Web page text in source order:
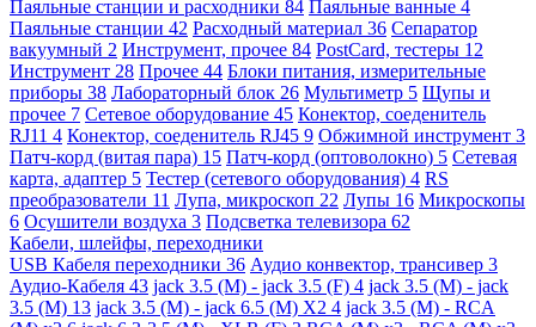
Паяльные станции и расходники 84 Паяльные ванные 4
Паяльные станции 42 Расходный материал 36 Сепаратор
вакуумный 2 Инструмент, прочее 84 PostCard, тестеры 12
Инструмент 28 Прочее 44 Блоки питания, измерительные
приборы 38 Лабораторный блок 26 Мультиметр 5 Щупы и
прочее 7 Сетевое оборудование 45 Конектор, соеденитель
RJ11 4 Конектор, соеденитель RJ45 9 Обжимной инструмент 3
Патч-корд (витая пара) 15 Патч-корд (оптоволокно) 5 Сетевая
карта, адаптер 5 Тестер (сетевого оборудования) 4 RS
преобразователи 11 Лупа, микроскоп 22 Лупы 16 Микроскопы
6 Осушители воздуха 3 Подсветка телевизора 62
Кабели, шлейфы, переходники
USB Кабеля переходники 36 Аудио конвектор, трансивер 3
Аудио-Кабеля 43 jack 3.5 (M) - jack 3.5 (F) 4 jack 3.5 (M) - jack
3.5 (M) 13 jack 3.5 (M) - jack 6.5 (M) X2 4 jack 3.5 (M) - RCA